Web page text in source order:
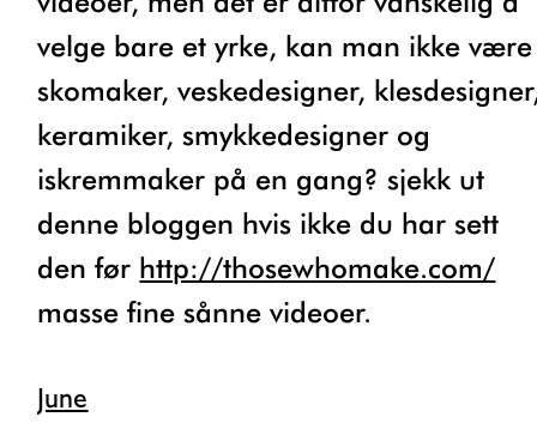
velge bare et yrke, kan man ikke være
skomaker, veskedesigner,
keramiker, smykkedesigner og
iskremmaker på en gang? sjekk ut
denne bloggen hvis ikke du har sett
den før http://thosewhomake.com/
masse fine sånne videoer.
June